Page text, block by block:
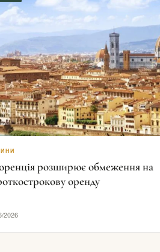
розширює обмеження на
оренду
2026